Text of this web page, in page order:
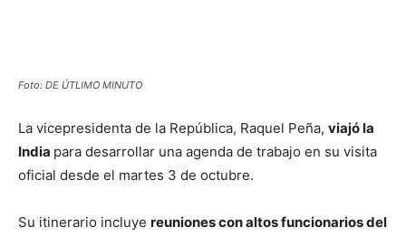
Foto: DE ÚTLIMO MINUTO
La vicepresidenta de la República, Raquel Peña, viajó la
India para desarrollar una agenda de trabajo en su visita
oficial desde el martes 3 de octubre.
Su itinerario incluye reuniones con altos funcionarios del